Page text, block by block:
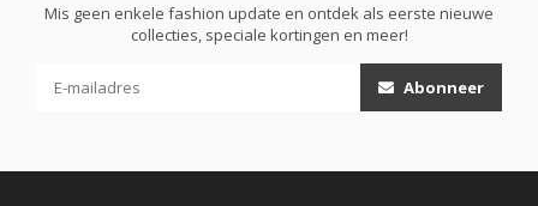
Mis geen enkele fashion update en ontdek als eerste nieuwe
collecties, speciale kortingen en meer!
Abonneer